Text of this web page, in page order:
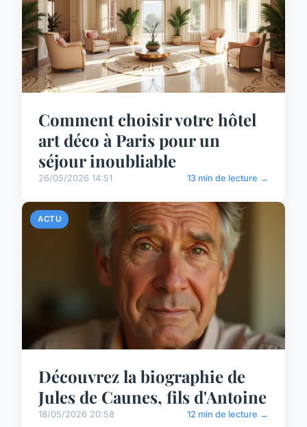
Comment choisir votre hôtel
art déco à Paris pour un
séjour inoubliable
26/05/2026 14:51 13 min de lecture →
ACTU
Découvrez la biographie de
Jules de Caunes, fils d'Antoine
18/05/2026 20:58 12 min de lecture →